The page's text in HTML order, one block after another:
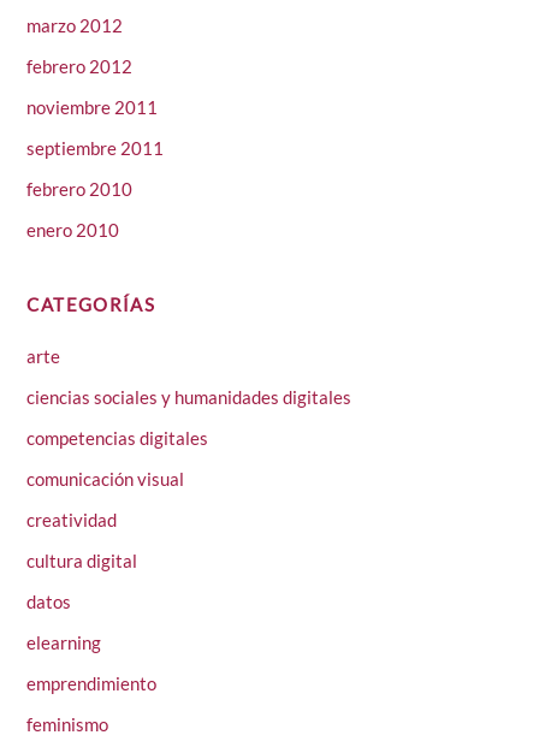
marzo 2012
febrero 2012
noviembre 2011
septiembre 2011
febrero 2010
enero 2010
CATEGORÍAS
arte
ciencias sociales y humanidades digitales
competencias digitales
comunicación visual
creatividad
cultura digital
datos
elearning
emprendimiento
feminismo